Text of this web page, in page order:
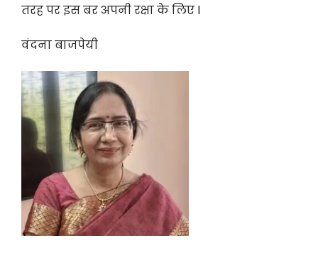
तरह पर इस बर अपनी रक्षा के लिए l
वंदना बाजपेयी